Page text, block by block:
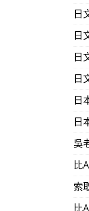
日
日
日
日
日
日
吳
比
索
比